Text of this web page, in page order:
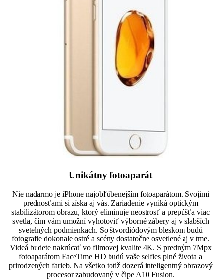
Unikátny fotoaparát
Nie nadarmo je iPhone najobľúbenejším fotoaparátom. Svojimi
prednosťami si získa aj vás. Zariadenie vyniká optickým
stabilizátorom obrazu, ktorý eliminuje neostrosť a prepúšťa viac
svetla, čím vám umožní vyhotoviť výborné zábery aj v slabších
svetelných podmienkach. So štvordiódovým bleskom budú
fotografie dokonale ostré a scény dostatočne osvetlené aj v tme.
Videá budete nakrúcať vo filmovej kvalite 4K. S predným 7Mpx
fotoaparátom FaceTime HD budú vaše selfies plné života a
prirodzených farieb. Na všetko totiž dozerá inteligentný obrazový
procesor zabudovaný v čipe A10 Fusion.